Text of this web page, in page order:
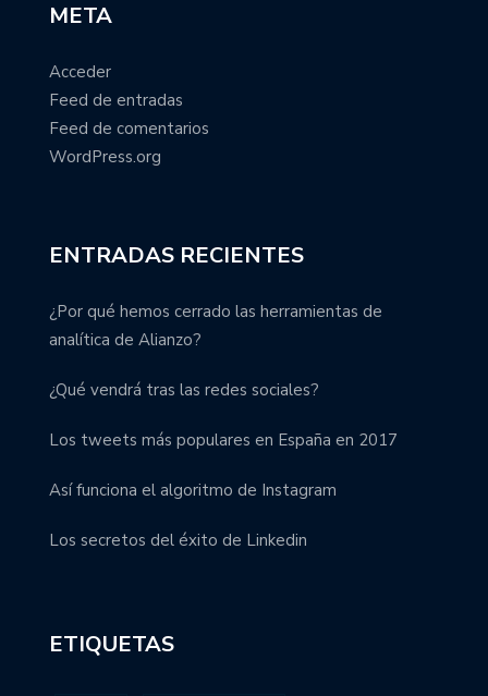
META
Acceder
Feed de entradas
Feed de comentarios
WordPress.org
ENTRADAS RECIENTES
¿Por qué hemos cerrado las herramientas de
analítica de Alianzo?
¿Qué vendrá tras las redes sociales?
Los tweets más populares en España en 2017
Así funciona el algoritmo de Instagram
Los secretos del éxito de Linkedin
ETIQUETAS